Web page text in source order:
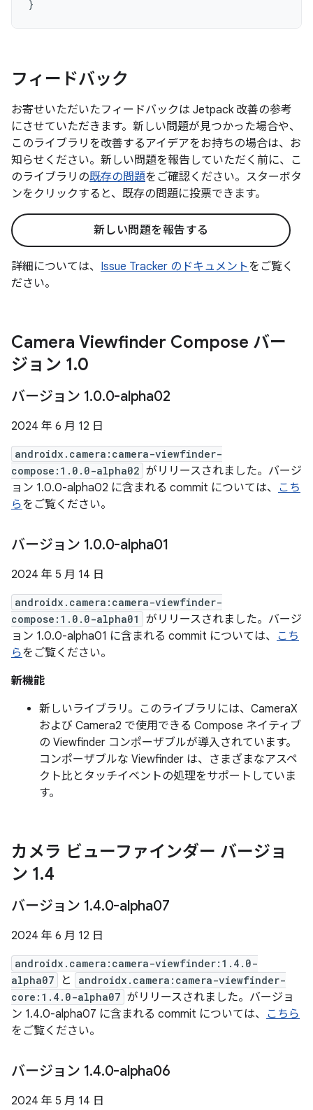
}
フィードバック
お寄せいただいたフィードバックは Jetpack 改善の参考
にさせていただきます。新しい問題が見つかった場合や、
このライブラリを改善するアイデアをお持ちの場合は、お
知らせください。新しい問題を報告していただく前に、こ
のライブラリの既存の問題をご確認ください。スターボタ
ンをクリックすると、既存の問題に投票できます。
新しい問題を報告する
詳細については、 Issue Tracker のドキュメントをご覧く
ださい。
Camera Viewfinder Compose バー
ジョン 1.0
バージョン 1.0.0-alpha02
2024 年 6 月 12 日
androidx.camera:camera-viewfinder-
compose:1.0.0-alpha02 がリリースされました。バージ
ョン 1.0.0-alpha02 に含まれる commit については、 こち
らをご覧ください。
バージョン 1.0.0-alpha01
2024 年 5 月 14 日
androidx.camera:camera-viewfinder-
compose:1.0.0-alpha01
がリリースされました。バージ
ョン 1.0.0-alpha01 に含まれる commit については、 こち
らをご覧ください。
新機能
新しいライブラリ。このライブラリには、CameraX
および Camera2 で使用できる Compose ネイティブ
の Viewfinder コンポーザブルが導入されています。
コンポーザブルな Viewfinder は、さまざまなアスペ
クト比とタッチイベントの処理をサポートしていま
す。
カメラ ビューファインダー バージョ
ン 1.4
バージョン 1.4.0-alpha07
2024 年 6 月 12 日
androidx.camera:camera-viewfinder:1.4.0-
alpha07
と
androidx.camera:camera-viewfinder-
core:1.4.0-alpha07 がリリースされました。バージョ
ン 1.4.0-alpha07 に含まれる commit については、 こちら
をご覧ください。
バージョン 1.4.0-alpha06
2024 年 5 月 14 日